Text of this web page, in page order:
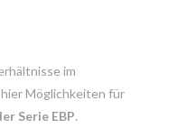
im
Möglichkeiten für
Serie EBP.